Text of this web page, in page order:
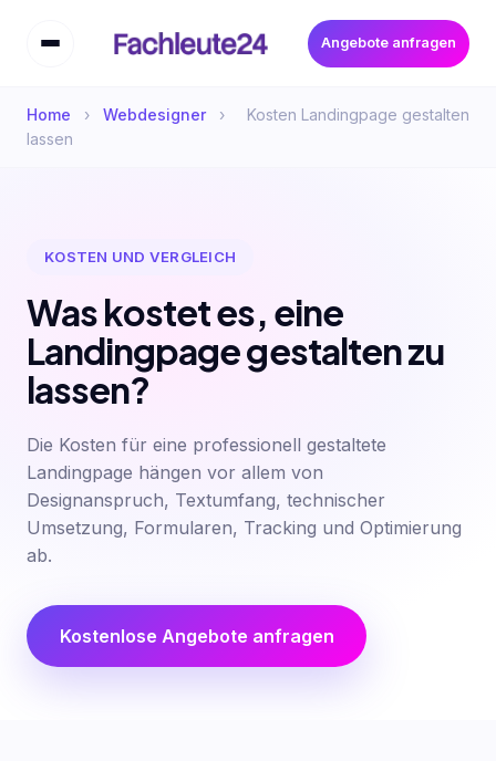
Angebote anfragen
Home › Webdesigner ›
Kosten Landingpage gestalten
lassen
KOSTEN UND VERGLEICH
Was kostet es, eine
Landingpage gestalten zu
lassen?
Die Kosten für eine professionell gestaltete
Landingpage hängen vor allem von
Designanspruch, Textumfang, technischer
Umsetzung, Formularen, Tracking und Optimierung
ab.
Kostenlose Angebote anfragen